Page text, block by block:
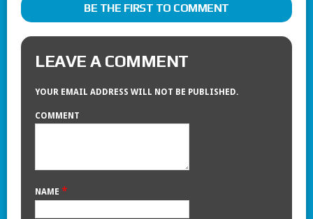
BE THE FIRST TO COMMENT
LEAVE A COMMENT
YOUR EMAIL ADDRESS WILL NOT BE PUBLISHED.
COMMENT
NAME *